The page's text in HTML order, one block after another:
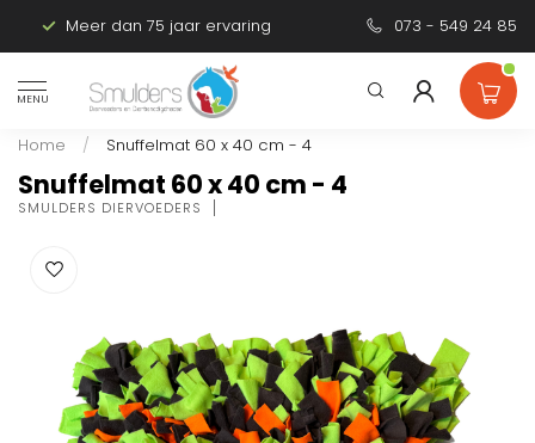
Meer dan 75 jaar ervaring Persoonlijk
073 - 549 24 85
MENU
Home / Snuffelmat 60 x 40 cm - 4
Snuffelmat 60 x 40 cm - 4
SMULDERS DIERVOEDERS